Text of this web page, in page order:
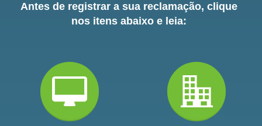
Antes de registrar a sua reclamação, clique
nos itens abaixo e leia: